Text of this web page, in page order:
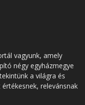
vagyunk, amely
négy egyházmegye
a világra és
relevánsnak